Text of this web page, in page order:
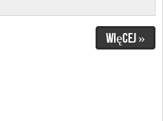
Więcej »